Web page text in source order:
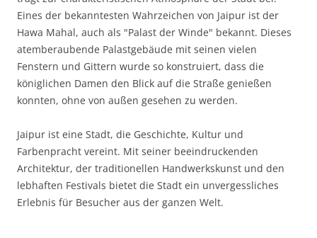
Eines der bekanntesten Wahrzeichen von Jaipur ist der
Hawa Mahal, auch als "Palast der Winde" bekannt. Dieses
atemberaubende Palastgebäude mit seinen vielen
Fenstern und Gittern wurde so konstruiert, dass die
königlichen Damen den Blick auf die Straße genießen
konnten, ohne von außen gesehen zu werden.
Jaipur ist eine Stadt, die Geschichte, Kultur und
Farbenpracht vereint. Mit seiner beeindruckenden
Architektur, der traditionellen Handwerkskunst und den
lebhaften Festivals bietet die Stadt ein unvergessliches
Erlebnis für Besucher aus der ganzen Welt.